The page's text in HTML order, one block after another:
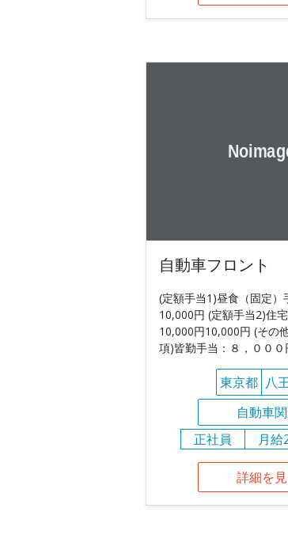
自動車フロント
(定額手当1)昼食（固定）
10,000円 (定額手当2)住
10,000円10,000円 (その
項)皆勤手当：８，０００
東京都 八
自動車
正社員
月給
詳細を